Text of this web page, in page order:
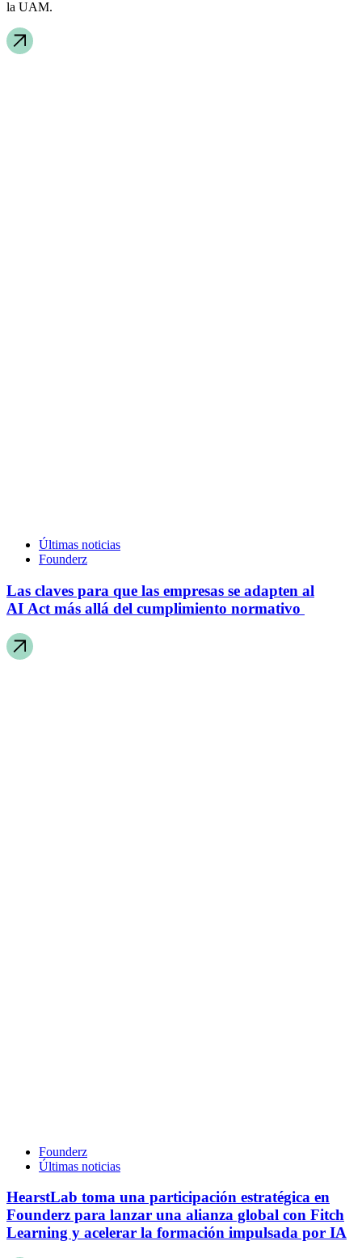
la UAM.
Últimas noticias
Founderz
Las claves para que las empresas se adapten al
AI Act más allá del cumplimiento normativo
Founderz
Últimas noticias
HearstLab toma una participación estratégica en
Founderz para lanzar una alianza global con Fitch
Learning y acelerar la formación impulsada por IA